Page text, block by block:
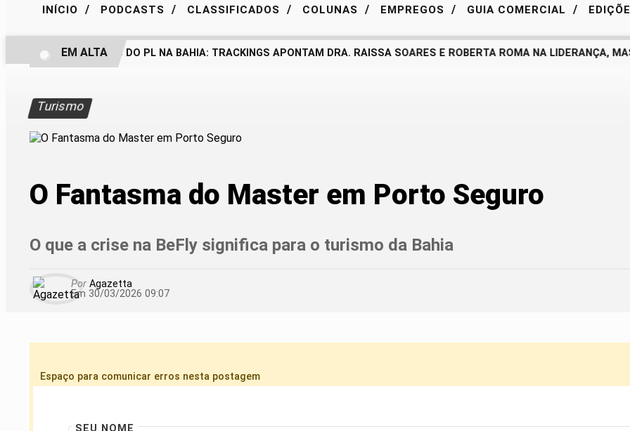
INÍCIO / PODCASTS / CLASSIFICADOS / COLUNAS / EMPREGOS / GUIA COMERCIAL /
BASTIDORES DO PL NA BAHIA: TRACKINGS APONTAM DRA. RAISSA SOARES E ROBERTA ROMA NA LIDERANÇA, MAS
EM ALTA
Turismo
O Fantasma do Master em Porto Seguro
O que a crise na BeFly significa para o turismo da Bahia
Por Agazetta
Em 30/03/2026 09:07
Espaço para comunicar erros nesta postagem